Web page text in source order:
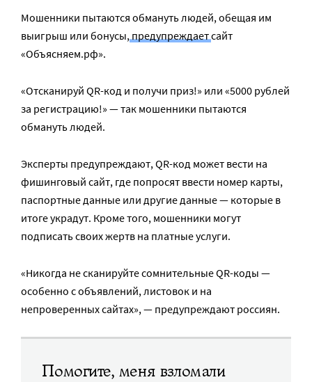
Мошенники пытаются обмануть людей, обещая им
выигрыш или бонусы,предупреждаетсайт
«Объясняем.рф».
«Отсканируй QR-код и получи приз!» или «5000 рублей
за регистрацию!» — так мошенники пытаются
обмануть людей.
Эксперты предупреждают, QR-код может вести на
фишинговый сайт, где попросят ввести номер карты,
паспортные данные или другие данные — которые в
итоге украдут. Кроме того, мошенники могут
подписать своих жертв на платные услуги.
«Никогда не сканируйте сомнительные QR-коды —
особенно с объявлений, листовок и на
непроверенных сайтах», — предупреждают россиян.
Помогите, меня взломали